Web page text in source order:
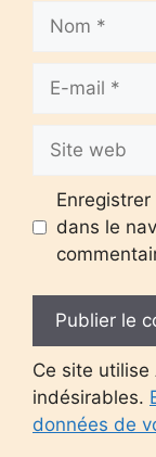
mail
web
dans le
Ce site
indésirables.
données de